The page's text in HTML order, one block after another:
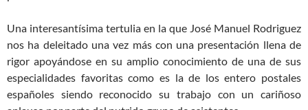
Una interesantísima tertulia en la que José Manuel Rodriguez
nos ha deleitado una vez más con una presentación llena de
rigor apoyándose en su amplio conocimiento de una de sus
especialidades favoritas como es la de los entero postales
españoles siendo reconocido su trabajo con un cariñoso